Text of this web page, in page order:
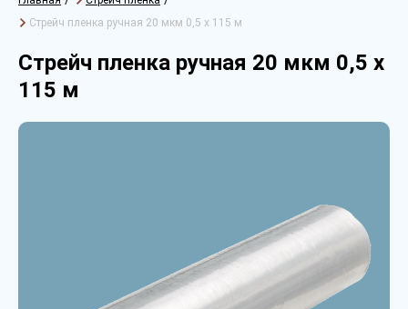
Стрейч пленка ручная 20 мкм 0,5 х 115 м
Стрейч пленка ручная 20 мкм 0,5 х
115 м